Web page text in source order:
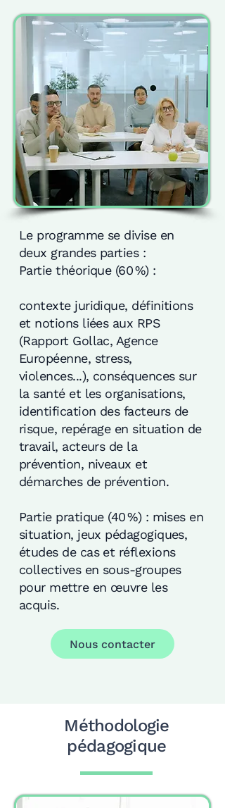
Le programme se divise en
deux grandes parties :
Partie théorique (60 %) :
contexte juridique, définitions
et notions liées aux RPS
(Rapport Gollac, Agence
Européenne, stress,
violences...), conséquences sur
la santé et les organisations,
identification des facteurs de
risque, repérage en situation de
travail, acteurs de la
prévention, niveaux et
démarches de prévention.
Partie pratique (40 %) : mises en
situation, jeux pédagogiques,
études de cas et réflexions
collectives en sous-groupes
pour mettre en œuvre les
acquis.
Nous contacter
Méthodologie
pédagogique